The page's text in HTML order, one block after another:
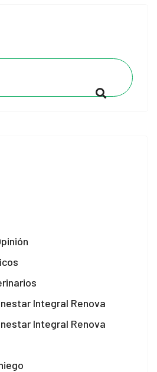
Integral Renova
Integral Renova